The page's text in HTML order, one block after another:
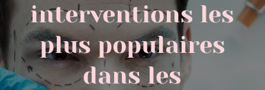
interventions les
plus populaires
dans les